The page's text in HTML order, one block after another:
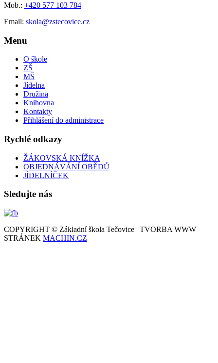
Mob.: +420 577 103 784
Email: skola@zstecovice.cz
Menu
O škole
ZŠ
MŠ
Jídelna
Družina
Knihovna
Kontakty
Přihlášení do administrace
Rychlé odkazy
ŽÁKOVSKÁ KNÍŽKA
OBJEDNÁVÁNÍ OBĚDŮ
JÍDELNÍČEK
Sledujte nás
COPYRIGHT © Základní škola Tečovice | TVORBA WWW
STRÁNEK MACHIN.CZ